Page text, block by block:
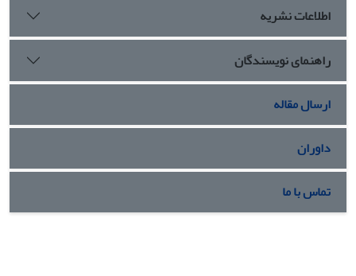
اطلاعات نشریه
راهنمای نویسندگان
ارسال مقاله
داوران
تماس با ما